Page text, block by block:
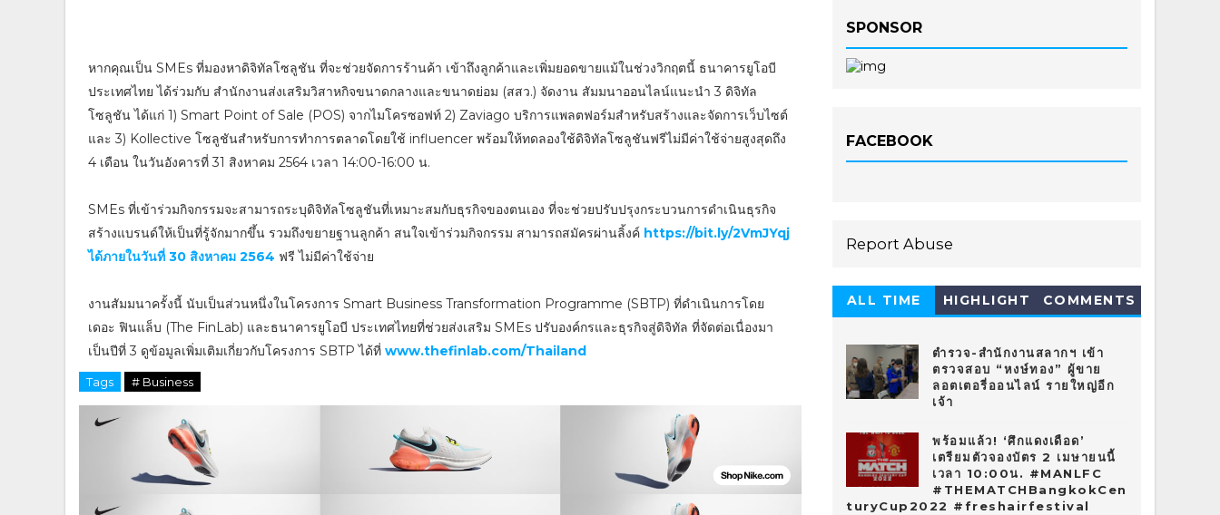
หากคุณเป็น SMEs ที่มองหาดิจิทัลโซลูชัน ที่จะช่วยจัดการร้านค้า เข้าถึงลูกค้าและเพิ่มยอดขายแม้ในช่วงวิกฤตนี้ ธนาคารยูโอบี
ประเทศไทย ได้ร่วมกับ สำนักงานส่งเสริมวิสาหกิจขนาดกลางและขนาดย่อม (สสว.) จัดงาน สัมมนาออนไลน์แนะนำ 3 ดิจิทัล
โซลูชัน ได้แก่ 1) Smart Point of Sale (POS) จากไมโครซอฟท์ 2) Zaviago บริการแพลตฟอร์มสำหรับสร้างและจัดการเว็บไซต์
และ 3) Kollective โซลูชันสำหรับการทำการตลาดโดยใช้ influencer พร้อมให้ทดลองใช้ดิจิทัลโซลูชันฟรีไม่มีค่าใช้จ่ายสูงสุดถึง
4 เดือน ในวันอังคารที่ 31 สิงหาคม 2564 เวลา 14:00-16:00 น.
SMEs ที่เข้าร่วมกิจกรรมจะสามารถระบุดิจิทัลโซลูชันที่เหมาะสมกับธุรกิจของตนเอง ที่จะช่วยปรับปรุงกระบวนการดำเนินธุรกิจ
สร้างแบรนด์ให้เป็นที่รู้จักมากขึ้น รวมถึงขยายฐานลูกค้า สนใจเข้าร่วมกิจกรรม สามารถสมัครผ่านลิ้งค์ https://bit.ly/2VmJYqj
ได้ภายในวันที่ 30 สิงหาคม 2564 ฟรี ไม่มีค่าใช้จ่าย
งานสัมมนาครั้งนี้ นับเป็นส่วนหนึ่งในโครงการ Smart Business Transformation Programme (SBTP) ที่ดำเนินการโดย
เดอะ ฟินแล็บ (The FinLab) และธนาคารยูโอบี ประเทศไทยที่ช่วยส่งเสริม SMEs ปรับองค์กรและธุรกิจสู่ดิจิทัล ที่จัดต่อเนื่องมา
เป็นปีที่ 3 ดูข้อมูลเพิ่มเติมเกี่ยวกับโครงการ SBTP ได้ที่ www.thefinlab.com/Thailand
Tags # Business
SPONSOR
FACEBOOK
Report Abuse
ALL TIME
HIGHLIGHT COMMENTS
ตำรวจ-สำนักงานสลากฯ เข้า
ตรวจสอบ “หงษ์ทอง” ผู้ขาย
ลอตเตอรี่ออนไลน์ รายใหญ่อีก
เจ้า
พร้อมแล้ว! ‘ศึกแดงเดือด’
เตรียมตัวจองบัตร 2 เมษายนนี้
เวลา 10:00น. #MANLFC
#THEMATCHBangkokCen
turyCup2022 #freshairfestival